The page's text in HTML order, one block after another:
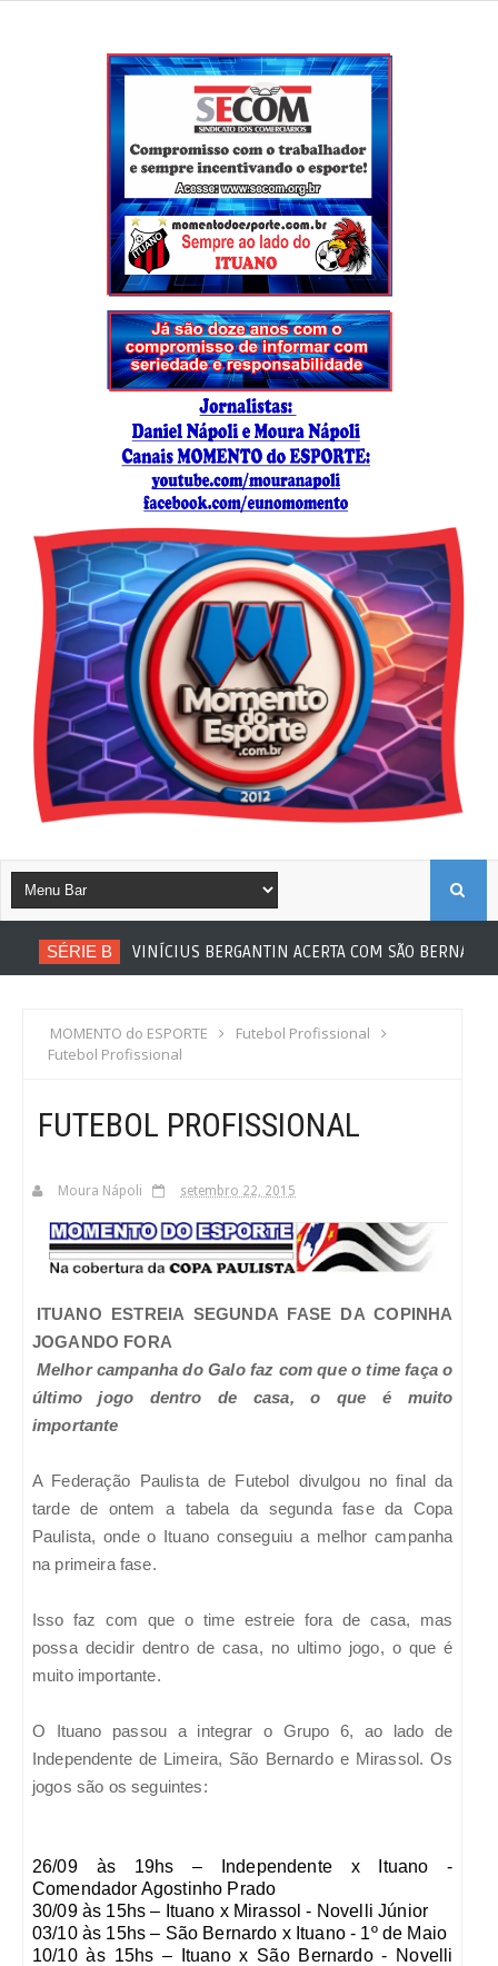
SÉRIE B VINÍCIUS BERGANTIN ACERTA COM SÃO BERNARDO
MOMENTO do ESPORTE
Futebol Profissional
Futebol Profissional
FUTEBOL PROFISSIONAL
Moura Nápoli setembro 22, 2015
ITUANO ESTREIA SEGUNDA FASE DA COPINHA
JOGANDO FORA
Melhor campanha do Galo faz com que o time faça o
último jogo dentro de casa, o que é muito
importante
A Federação Paulista de Futebol divulgou no final da
tarde de ontem a tabela da segunda fase da Copa
Paulista, onde o Ituano conseguiu a melhor campanha
na primeira fase.
Isso faz com que o time estreie fora de casa, mas
possa decidir dentro de casa, no ultimo jogo, o que é
muito importante.
O Ituano passou a integrar o Grupo 6, ao lado de
Independente de Limeira, São Bernardo e Mirassol. Os
jogos são os seguintes:
26/09 às 19hs – Independente x Ituano -
Comendador Agostinho Prado
30/09 às 15hs – Ituano x Mirassol - Novelli Júnior
03/10 às 15hs – São Bernardo x Ituano - 1º de Maio
10/10 às 15hs – Ituano x São Bernardo - Novelli